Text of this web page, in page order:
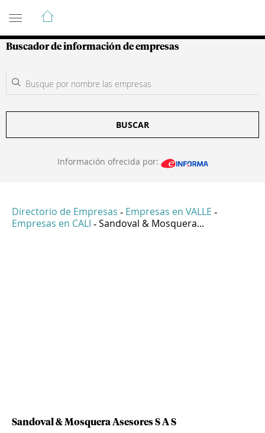
Guía de Empresas Colombianas
Buscador de información de empresas
BUSCAR
Información ofrecida por:
Directorio de Empresas - Empresas en VALLE -
Empresas en CALI - Sandoval & Mosquera...
Sandoval & Mosquera Asesores S A S